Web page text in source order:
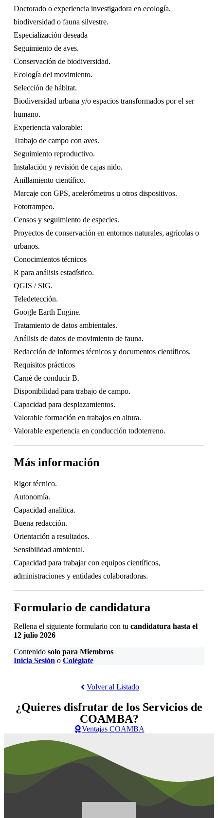
Doctorado o experiencia investigadora en ecología,
biodiversidad o fauna silvestre.
Especialización deseada
Seguimiento de aves.
Conservación de biodiversidad.
Ecología del movimiento.
Selección de hábitat.
Biodiversidad urbana y/o espacios transformados por el ser
humano.
Experiencia valorable:
Trabajo de campo con aves.
Seguimiento reproductivo.
Instalación y revisión de cajas nido.
Anillamiento científico.
Marcaje con GPS, acelerómetros u otros dispositivos.
Fototrampeo.
Censos y seguimiento de especies.
Proyectos de conservación en entornos naturales, agrícolas o
urbanos.
Conocimientos técnicos
R para análisis estadístico.
QGIS / SIG.
Teledetección.
Google Earth Engine.
Tratamiento de datos ambientales.
Análisis de datos de movimiento de fauna.
Redacción de informes técnicos y documentos científicos.
Requisitos prácticos
Carné de conducir B.
Disponibilidad para trabajo de campo.
Capacidad para desplazamientos.
Valorable formación en trabajos en altura.
Valorable experiencia en conducción todoterreno.
Más información
Rigor técnico.
Autonomía.
Capacidad analítica.
Buena redacción.
Orientación a resultados.
Sensibilidad ambiental.
Capacidad para trabajar con equipos científicos,
administraciones y entidades colaboradoras.
Formulario de candidatura
Rellena el siguiente formulario con tu candidatura hasta el
12 julio 2026
Contenido solo para Miembros
Inicia Sesión o Colégiate
Volver al Listado
¿Quieres disfrutar de los Servicios de
COAMBA?
Ventajas COAMBA